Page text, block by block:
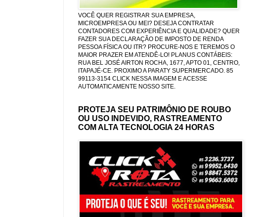
VOCÊ QUER REGISTRAR SUA EMPRESA,
MICROEMPRESA OU MEI? DESEJA CONTRATAR
CONTADORES COM EXPERIÊNCIA E QUALIDADE? QUER
FAZER SUA DECLARAÇÃO DE IMPOSTO DE RENDA
PESSOA FÍSICA OU ITR? PROCURE-NOS E TEREMOS O
MAIOR PRAZER EM ATENDÊ-LO! PLANUS CONTÁBEIS:
RUA BEL JOSÉ AIRTON ROCHA, 1677, APTO 01, CENTRO,
ITAPAJÉ-CE. PROXIMO A PARATY SUPERMERCADO. 85
99113-3154 CLICK NESSA IMAGEM E ACESSE
AUTOMATICAMENTE NOSSO SITE.
PROTEJA SEU PATRIMÔNIO DE ROUBO
OU USO INDEVIDO, RASTREAMENTO
COM ALTA TECNOLOGIA 24 HORAS